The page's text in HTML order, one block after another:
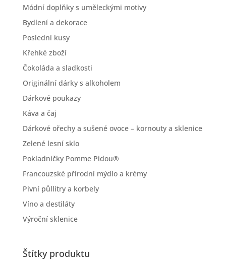
Módní doplňky s uměleckými motivy
Bydlení a dekorace
Poslední kusy
Křehké zboží
Čokoláda a sladkosti
Originální dárky s alkoholem
Dárkové poukazy
Káva a čaj
Dárkové ořechy a sušené ovoce – kornouty a sklenice
Zelené lesní sklo
Pokladničky Pomme Pidou®
Francouzské přírodní mýdlo a krémy
Pivní půllitry a korbely
Víno a destiláty
Výroční sklenice
Štítky produktu